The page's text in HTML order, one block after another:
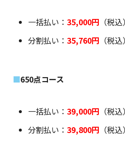
一括払い： 35,000円 （税込）
分割払い： 35,760円 （税
650点コース
一括払い： 39,000円 （税込）
分割払い： 39,800円 （税